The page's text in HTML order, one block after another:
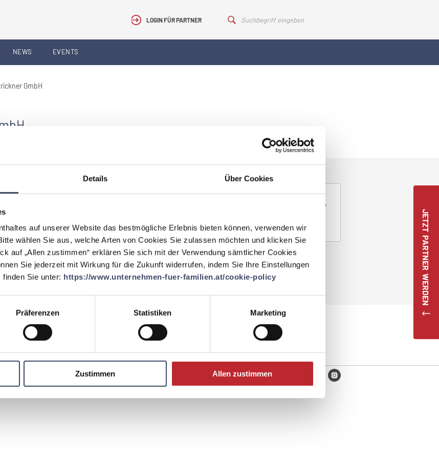
Details Über Cookies
auf unserer Website das bestmögliche Erlebnis bieten können, verwenden wir
wählen Sie aus, welche Arten von Cookies Sie zulassen möchten und klicken Sie
auf „Allen zustimmen“ erklären Sie sich mit der Verwendung sämtlicher Cookies
Sie jederzeit mit Wirkung für die Zukunft widerrufen, indem Sie Ihre Einstellungen
Sie unter: https://www.unternehmen-fuer-familien.at/cookie-policy
Präferenzen Statistiken Marketing
Zustimmen Allen zustimmen
LOGIN FÜR PARTNER
NEWS EVENTS
JETZT PARTNER WERDEN
GmbH
EINLOGGEN
Englisch